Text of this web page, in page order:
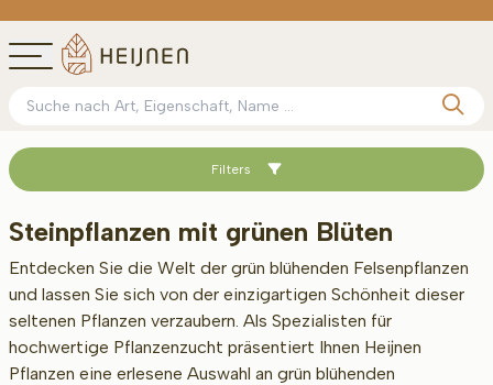
Sortieren nach
Erwachsenengröße (cm)
Filters
Steinpflanzen mit grünen Blüten
Entdecken Sie die Welt der grün blühenden Felsenpflanzen
und lassen Sie sich von der einzigartigen Schönheit dieser
seltenen Pflanzen verzaubern. Als Spezialisten für
hochwertige Pflanzenzucht präsentiert Ihnen Heijnen
Pflanzen eine erlesene Auswahl an grün blühenden